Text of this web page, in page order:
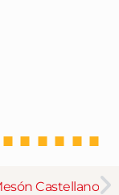
Castellano